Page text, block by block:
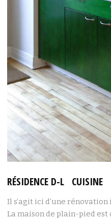
RÉSIDENCE D-L CUISINE
Il s’agit ici d’une
La maison de plain-pied